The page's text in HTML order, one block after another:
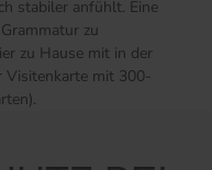
stabiler anfühlt. Eine
zu
zu Hause mit in der
Visitenkarte mit 300-